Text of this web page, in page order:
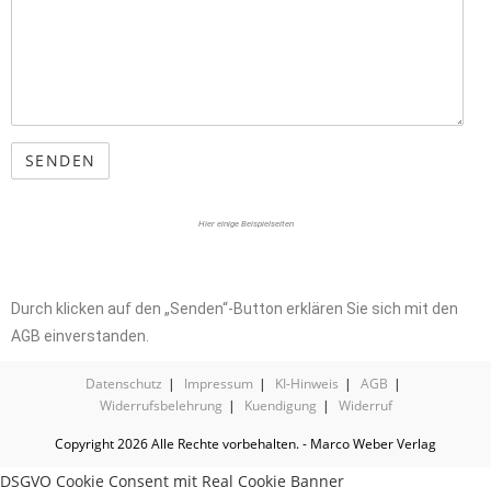
Hier einige Beispielseiten
Durch klicken auf den „Senden“-Button erklären Sie sich mit den
AGB einverstanden.
Datenschutz Impressum KI-Hinweis
AGB
Widerrufsbelehrung
Kuendigung Widerruf
Copyright 2026 Alle Rechte vorbehalten. - Marco Weber Verlag
DSGVO Cookie Consent mit Real Cookie Banner